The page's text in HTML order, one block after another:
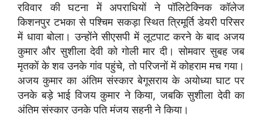
रविवार की घटना में अपराधियों ने पॉलिटेक्निक कॉलेज
किशनपुर टभका से पश्चिम सकड़ा स्थित त्रिमूर्ति डेयरी परिसर
में धावा बोला। उन्होंने सीएसपी में लूटपाट करने के बाद अजय
कुमार और सुशीला देवी को गोली मार दी। सोमवार सुबह जब
मृतकों के शव उनके गांव पहुंचे, तो परिजनों में कोहराम मच गया।
अजय कुमार का अंतिम संस्कार बेगूसराय के अयोध्या घाट पर
उनके बड़े भाई विजय कुमार ने किया, जबकि सुशीला देवी का
अंतिम संस्कार उनके पति मंजय सहनी ने किया।